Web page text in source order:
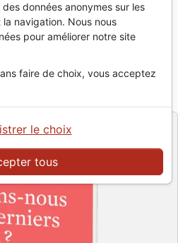
derniers jours ?
9782924895184
données anonymes sur les
navigation. Nous nous
pour améliorer notre site
faire de choix, vous acceptez
tous
le choix